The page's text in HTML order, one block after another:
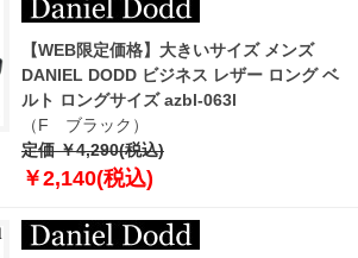
【WEB限定価格】大きいサイズ メンズ
DANIEL DODD ビジネス レザー ロング ベ
ルト ロングサイズ azbl-063l
（F ブラック）
定価 ￥4,290(税込)
￥2,140(税込)